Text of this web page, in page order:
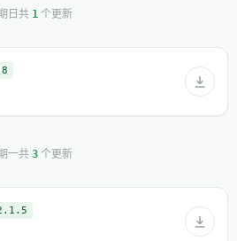
日 共 1 个更新
一共 3 个更新